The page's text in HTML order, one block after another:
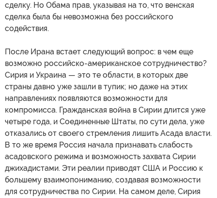
сделку. Но Обама прав, указывая на то, что венская
сделка была бы невозможна без российского
содействия.
После Ирана встает следующий вопрос: в чем еще
возможно российско-американское сотрудничество?
Сирия и Украина — это те области, в которых две
страны давно уже зашли в тупик; но даже на этих
направлениях появляются возможности для
компромисса. Гражданская война в Сирии длится уже
четыре года, и Соединенные Штаты, по сути дела, уже
отказались от своего стремления лишить Асада власти.
В то же время Россия начала признавать слабость
асадовского режима и возможность захвата Сирии
джихадистами. Эти реалии приводят США и Россию к
большему взаимопониманию, создавая возможности
для сотрудничества по Сирии. На самом деле, Сирия